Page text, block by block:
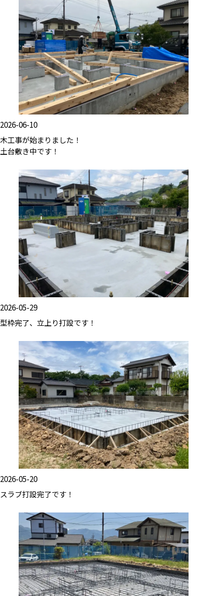
2026-06-10
木工事が始まりました！
土台敷き中です！
2026-05-29
型枠完了、立上り打設です！
2026-05-20
スラブ打設完了です！